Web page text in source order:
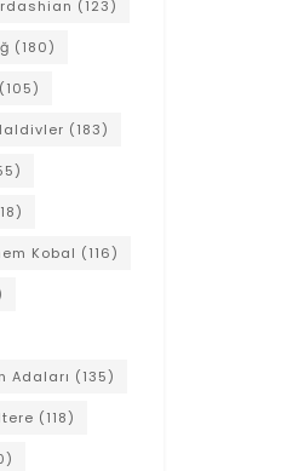
(123)
(180)
(105)
(183)
Kobal (116)
Adaları (135)
(118)